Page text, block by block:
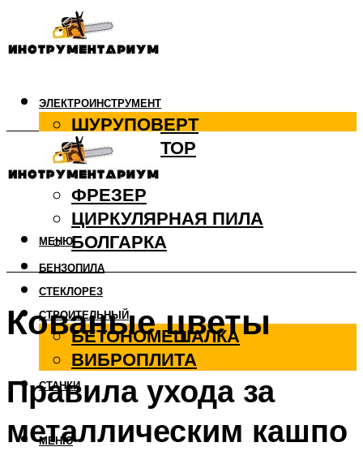
ЭЛЕКТРОИНСТРУМЕНТ
ШУРУПОВЕРТ
ПЕРФОРАТОР
ДРЕЛЬ
ФРЕЗЕР
ЦИРКУЛЯРНАЯ ПИЛА
БОЛГАРКА
БЕНЗОПИЛА
СТЕКЛОРЕЗ
СТРОИТЕЛЬНЫЙ
БЕТОНОМЕШАЛКА
ВИБРОПЛИТА
СТАНКИ
МЕНЮ
МЕНЮ
Кованые цветы
Правила ухода за
металлическим кашпо